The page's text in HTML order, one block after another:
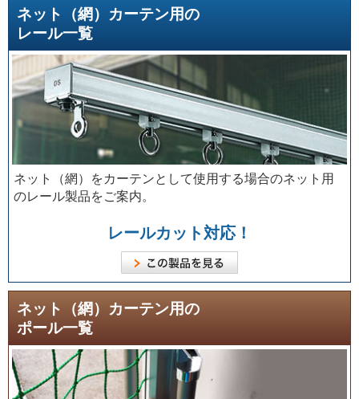
ネット（網）カーテン用の
レール一覧
ネット（網）をカーテンとして使用する場合のネット用
のレール製品をご案内。
レールカット対応！
ネット（網）カーテン用の
ポール一覧